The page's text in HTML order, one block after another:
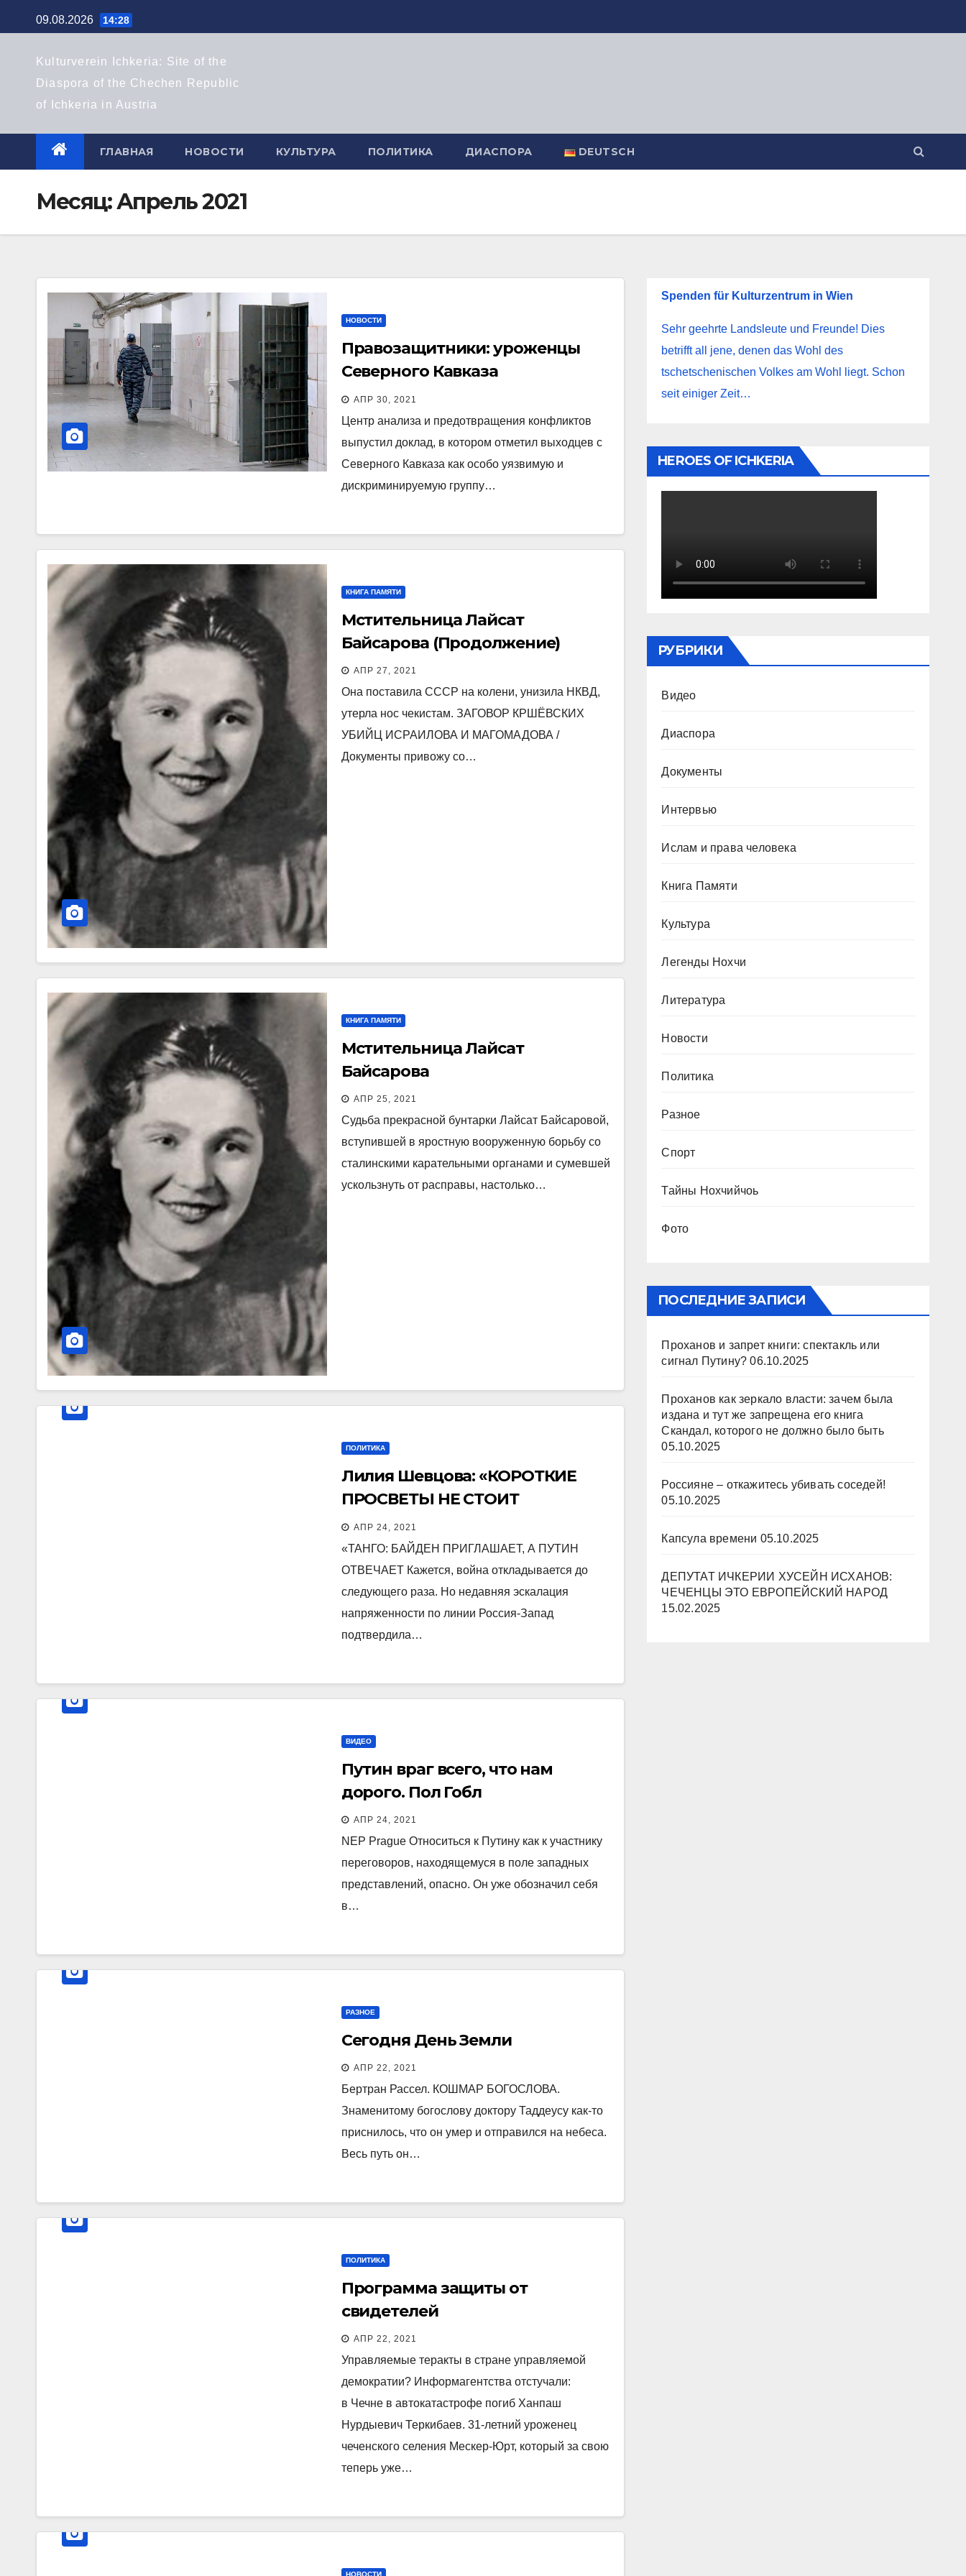
к
09.08.2026 14:28
Kulturverein Ichkeria: Site of the
Diaspora of the Chechen Republic
of Ichkeria in Austria
ГЛАВНАЯ НОВОСТИ КУЛЬТУРА ПОЛИТИКА ДИАСПОРА DEUTSCH
Месяц:Апрель 2021
НОВОСТИ
Правозащитники: уроженцы
Северного Кавказа
подвергаются наибольшему
насилию и нарушению прав в
российских колониях
АПР 30, 2021
Центр анализа и предотвращения конфликтов
выпустил доклад, в котором отметил выходцев с
Северного Кавказа как особо уязвимую и
дискриминируемую группу…
КНИГА ПАМЯТИ
Мстительница Лайсат
Байсарова (Продолжение)
АПР 27, 2021
Она поставила СССР на колени, унизила НКВД,
утерла нос чекистам. ЗАГОВОР КРШЁВСКИХ
УБИЙЦ ИСРАИЛОВА И МАГОМАДОВА /
Документы привожу со…
КНИГА ПАМЯТИ
Мстительница Лайсат
Байсарова
АПР 25, 2021
Cудьба прекрасной бунтарки Лайсат Байсаровой,
вступившей в яростную вооруженную борьбу со
сталинскими карательными органами и сумевшей
ускользнуть от расправы, настолько…
ПОЛИТИКА
Лилия Шевцова: «КОРОТКИЕ
ПРОСВЕТЫ НЕ СТОИТ
ВОСПРИНИМАТЬ КАК СМЕНУ
ПОГОДЫ»
АПР 24, 2021
«ТАНГО: БАЙДЕН ПРИГЛАШАЕТ, А ПУТИН
ОТВЕЧАЕТ Кажется, война откладывается до
следующего раза. Но недавняя эскалация
напряженности по линии Россия-Запад
подтвердила…
ВИДЕО
Путин враг всего, что нам
дорого. Пол Гобл
АПР 24, 2021
NEP Prague Относиться к Путину как к участнику
переговоров, находящемуся в поле западных
представлений, опасно. Он уже обозначил себя
в…
РАЗНОЕ
Сегодня День Земли
АПР 22, 2021
Бертран Рассел. КОШМАР БОГОСЛОВА.
Знаменитому богослову доктору Таддеусу как-то
приснилось, что он умер и отправился на небеса.
Весь путь он…
ПОЛИТИКА
Программа защиты от
свидетелей
АПР 22, 2021
Управляемые теракты в стране управляемой
демократии? Информагентства отстучали:
в Чечне в автокатастрофе погиб Ханпаш
Нурдыевич Теркибаев. 31-летний уроженец
чеченского селения Мескер-Юрт, который за свою
теперь уже…
НОВОСТИ
Spenden für Kulturzentrum in Wien
Sehr geehrte Landsleute und Freunde! Dies
betrifft all jene, denen das Wohl des
tschetschenischen Volkes am Wohl liegt. Schon
seit einiger Zeit…
HEROES OF ICHKERIA
РУБРИКИ
Видео
Диаспора
Документы
Интервью
Ислам и права человека
Книга Памяти
Культура
Легенды Нохчи
Литература
Новости
Политика
Разное
Спорт
Тайны Нохчийчоь
Фото
ПОСЛЕДНИЕ ЗАПИСИ
Проханов и запрет книги: спектакль или
сигнал Путину? 06.10.2025
Проханов как зеркало власти: зачем была
издана и тут же запрещена его книга
Скандал, которого не должно было быть
05.10.2025
Россияне – откажитесь убивать соседей!
05.10.2025
Капсула времени 05.10.2025
ДЕПУТАТ ИЧКЕРИИ ХУСЕЙН ИСХАНОВ:
ЧЕЧЕНЦЫ ЭТО ЕВРОПЕЙСКИЙ НАРОД
15.02.2025